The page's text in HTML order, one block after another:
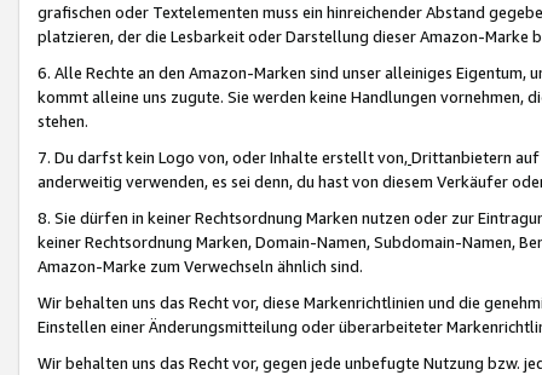
grafischen oder Textelementen muss ein hinreichender Abstand
platzieren, der die Lesbarkeit oder Darstellung dieser Amazon-Marke
6. Alle Rechte an den Amazon-Marken sind unser alleiniges
kommt alleine uns zugute. Sie werden keine Handlungen vornehmen,
stehen.
7. Du darfst kein Logo von, oder Inhalte erstellt von,Drittanbietern auf
anderweitig verwenden, es sei denn, du hast von diesem Verkäufer
8. Sie dürfen in keiner Rechtsordnung Marken nutzen oder zur
keiner Rechtsordnung Marken, Domain-Namen, Subdomain-Namen,
Amazon-Marke zum Verwechseln ähnlich sind.
Wir behalten uns das Recht vor, diese Markenrichtlinien und die
Einstellen einer Änderungsmitteilung oder überarbeiteter
Wir behalten uns das Recht vor, gegen jede unbefugte Nutzung bzw.